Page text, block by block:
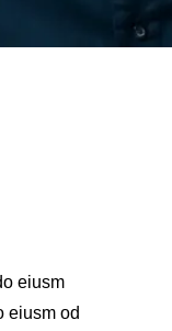
eiusm
eiusm od